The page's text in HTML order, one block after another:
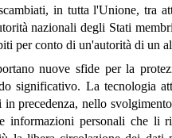
in tutta l'Unione, tra
nazionali degli Stati
per conto di un'autorità di un
nuove sfide per la
significativo. La tecnologia
precedenza, nello
personali che li